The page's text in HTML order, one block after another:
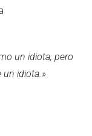
un idiota, pero
idiota. »